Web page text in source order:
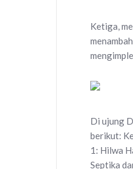
Ketiga,
Di ujung
berikut:
1: Hilwa
Septika